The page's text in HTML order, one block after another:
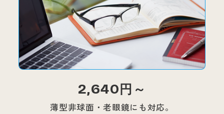
2,640 円～
薄型非球面・老眼鏡にも対応。